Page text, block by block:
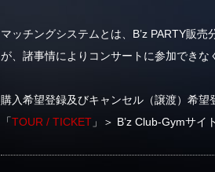
マッチングシステムとは、B’z PARTY販
が、諸事情によりコンサートに参加できな
購入希望登録及びキャンセル（譲渡）希
「TOUR / TICKET 」＞ B’z Club-Gymサ